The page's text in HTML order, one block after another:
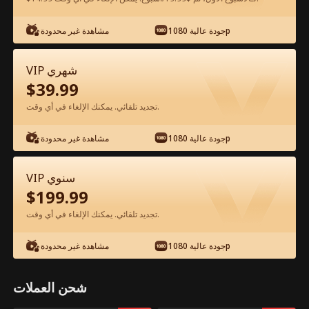
شاهد مجانًا في التطبيق
الحلقة 77 - أنا الملك التنين والمعالج
الأسطوري الفيلم كامل
مشاهدة غير محدودة جودة عالية 1080p
VIP شهري
$39.99
تجديد تلقائي. يمكنك الإلغاء في أي وقت.
مشاهدة غير محدودة جودة عالية 1080p
VIP سنوي
$199.99
تجديد تلقائي. يمكنك الإلغاء في أي وقت.
مشاهدة غير محدودة جودة عالية 1080p
شحن العملات